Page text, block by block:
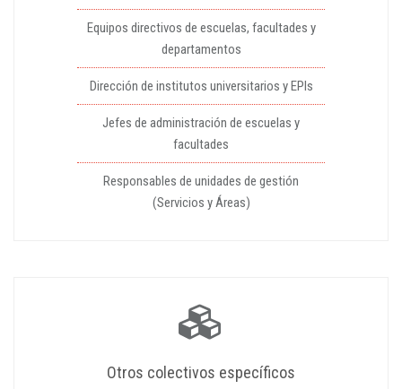
Equipos directivos de escuelas, facultades y
departamentos
Dirección de institutos universitarios y EPIs
Jefes de administración de escuelas y
facultades
Responsables de unidades de gestión
(Servicios y Áreas)
Otros colectivos específicos